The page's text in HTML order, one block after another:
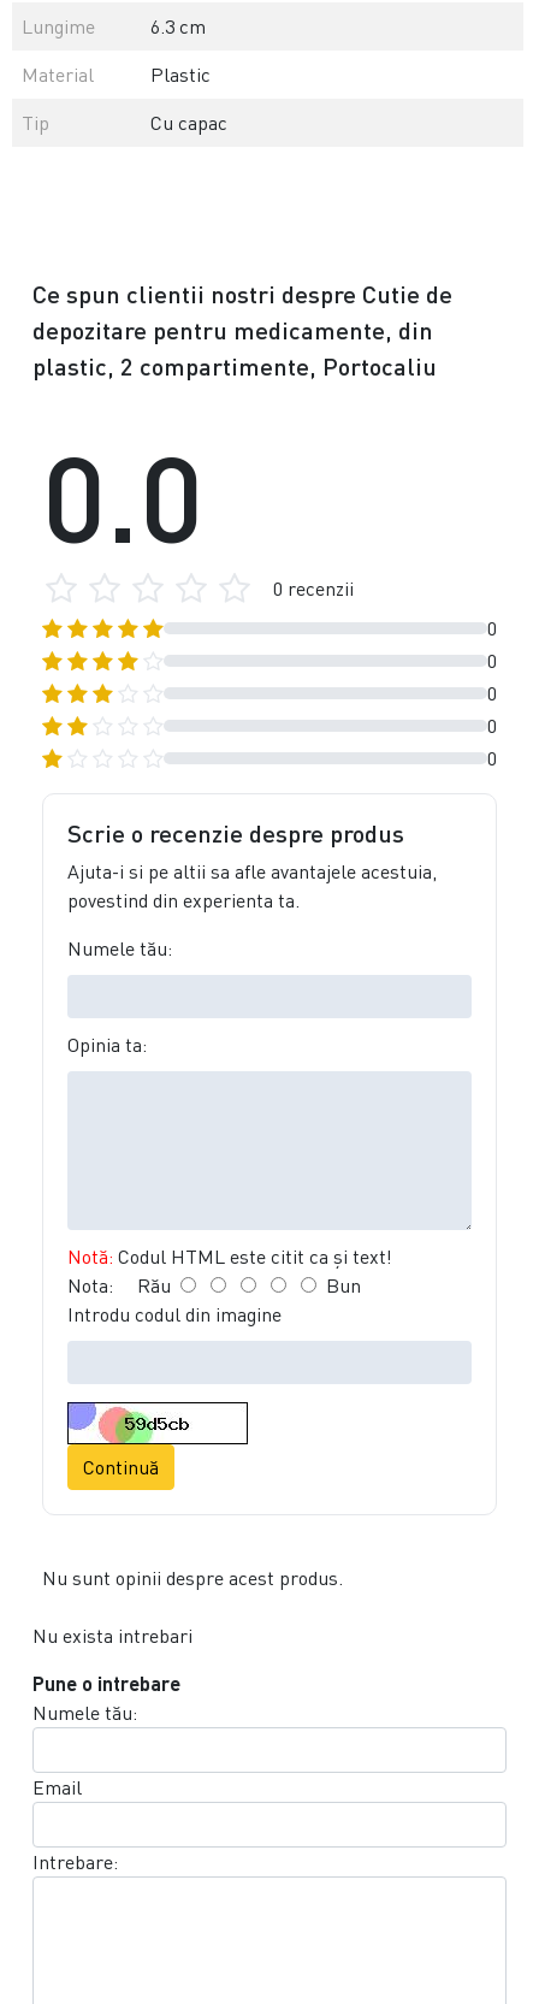
Lungime
6.3 cm
Material
Plastic
Tip
Cu capac
Ce spun clientii nostri despre Cutie de
depozitare pentru medicamente, din
plastic, 2 compartimente, Portocaliu
0
0
0
0
0
0.0
0 recenzii
Scrie o recenzie despre produs
Ajuta-i si pe altii sa afle avantajele acestuia,
povestind din experienta ta.
Numele tău:
Opinia ta:
Notă: Codul HTML este citit ca şi text!
Nota: Rău
Bun
Introdu codul din imagine
Continuă
Nu sunt opinii despre acest produs.
Nu exista intrebari
Pune o intrebare
Numele tău:
Email
Intrebare: